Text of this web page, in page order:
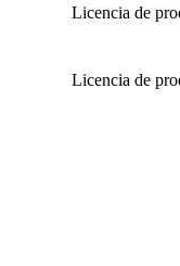
Licencia de
Licencia de